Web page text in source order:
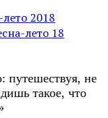
2018
лето 18
путешествуя, не
такое, что